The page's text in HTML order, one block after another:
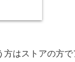
はストアの方で